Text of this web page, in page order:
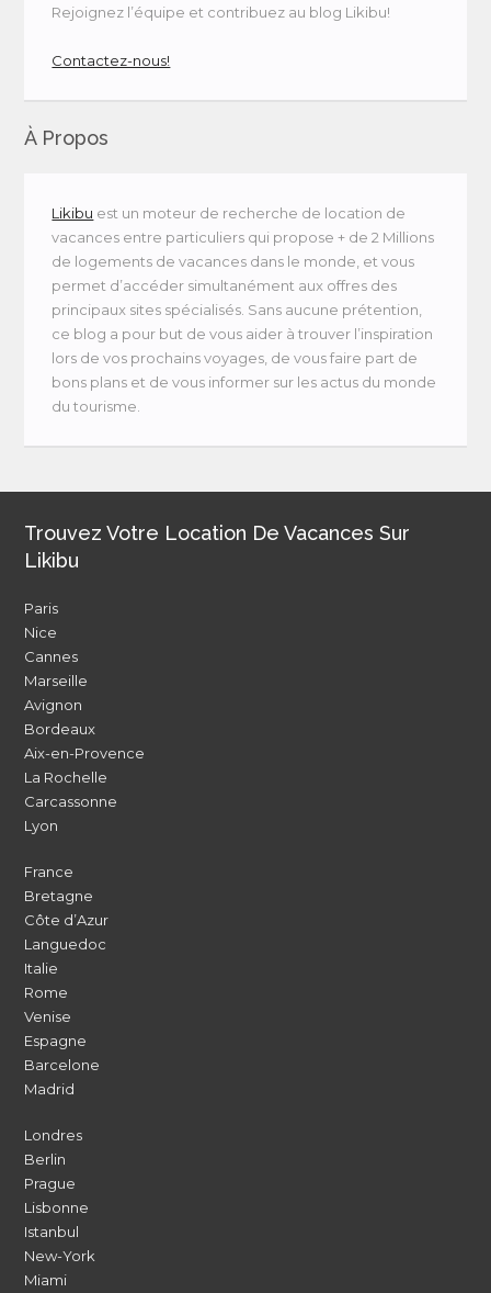
Rejoignez l’équipe et contribuez au blog Likibu!
Contactez-nous!
À Propos
Likibu est un moteur de recherche de location de
vacances entre particuliers qui propose + de 2 Millions
de logements de vacances dans le monde, et vous
permet d’accéder simultanément aux offres des
principaux sites spécialisés. Sans aucune prétention,
ce blog a pour but de vous aider à trouver l’inspiration
lors de vos prochains voyages, de vous faire part de
bons plans et de vous informer sur les actus du monde
du tourisme.
Trouvez Votre Location De Vacances Sur
Likibu
Paris
Nice
Cannes
Marseille
Avignon
Bordeaux
Aix-en-Provence
La Rochelle
Carcassonne
Lyon
France
Bretagne
Côte d’Azur
Languedoc
Italie
Rome
Venise
Espagne
Barcelone
Madrid
Londres
Berlin
Prague
Lisbonne
Istanbul
New-York
Miami